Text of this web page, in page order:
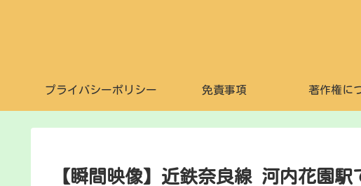
プライバシーポリシー 免責事項 著作権に
【瞬間映像】近鉄奈良線 河内花園